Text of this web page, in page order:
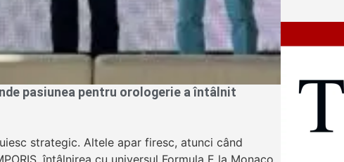
pasiunea pentru orologerie a întâlnit
strategic. Altele apar firesc, atunci când
întâlnirea cu universul Formula E la Monaco